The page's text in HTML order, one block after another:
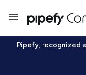
Pipefy, recognized